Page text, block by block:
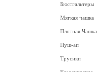
Бюстгальтеры
Мягкая чашка
Плотная Чашка
Пуш-ап
Трусики